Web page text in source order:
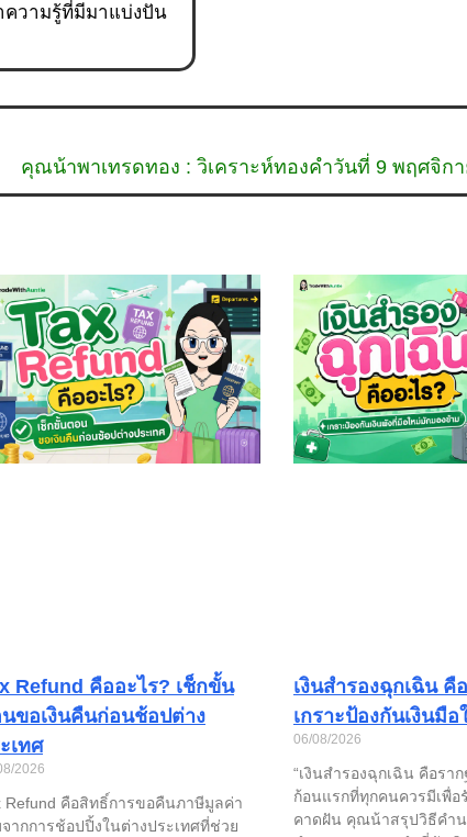
ความรู้ที่มีมาแบ่งปัน
คุณน้าพาเทรดทอง : วิเคราะห์ทองคำวันที่ 9 พฤศจิก
Refund คืออะไร? เช็กขั้น
ขอเงินคืนก่อนช้อปต่าง
เทศ
2026
Refund คือสิทธิ์การขอคืนภาษีมูลค่า
จากการช้อปปิ้งในต่างประเทศที่ช่วย
เงินสำรองฉุกเฉิน คื
เกราะป้องกันเงินมือ
06/08/2026
“เงินสำรองฉุกเฉิน คือรา
ก้อนแรกที่ทุกคนควรมีเพื่อ
คาดฝัน คุณน้าสรุปวิธีคำ